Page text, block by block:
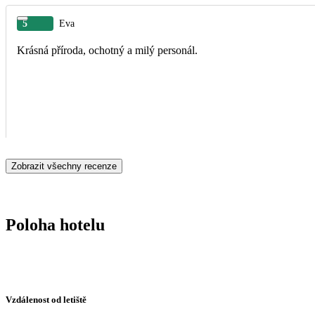
5 Eva
Krásná příroda, ochotný a milý personál.
Zobrazit všechny recenze
Poloha hotelu
Vzdálenost od letiště